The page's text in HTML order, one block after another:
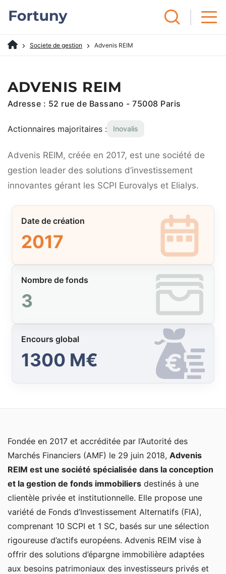
Societe de gestion Advenis REIM
ADVENIS REIM
Adresse : 52 rue de Bassano - 75008 Paris
Actionnaires majoritaires : Inovalis
Advenis REIM, créée en 2017, est une société de
gestion leader des solutions d’investissement
innovantes gérant les SCPI Eurovalys et Elialys.
Date de création
2017
Nombre de fonds
3
Encours global
1300 M€
Fondée en 2017 et accréditée par l’Autorité des
Marchés Financiers (AMF) le 29 juin 2018, Advenis
REIM est une société spécialisée dans la conception
et la gestion de fonds immobiliers destinés à une
clientèle privée et institutionnelle. Elle propose une
variété de Fonds d’Investissement Alternatifs (FIA),
comprenant 10 SCPI et 1 SC, basés sur une sélection
rigoureuse d’actifs européens. Advenis REIM vise à
offrir des solutions d’épargne immobilière adaptées
aux besoins patrimoniaux des investisseurs privés et